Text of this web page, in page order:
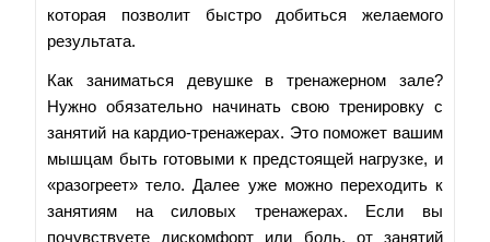
которая позволит быстро добиться желаемого
результата.
Как заниматься девушке в тренажерном зале?
Нужно обязательно начинать свою тренировку с
занятий на кардио-тренажерах. Это поможет вашим
мышцам быть готовыми к предстоящей нагрузке, и
«разогреет» тело. Далее уже можно переходить к
занятиям на силовых тренажерах. Если вы
почувствуете дискомфорт или боль, от занятий